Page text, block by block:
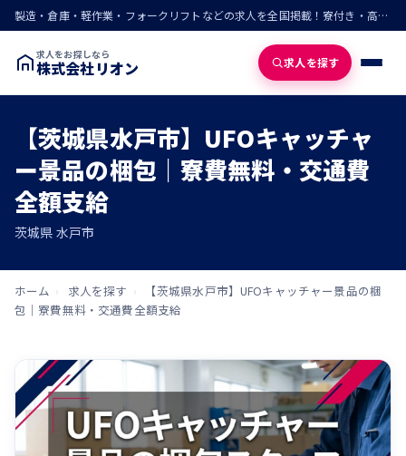
製造・倉庫・軽作業・フォークリフトなどの求人を全国掲載！寮付き・高収入・即入寮の仕事が見つかる
求人をお探しなら
株式会社リオン 求人を探す
【茨城県水戸市】UFOキャッチャ
ー景品の梱包｜寮費無料・交通費
全額支給
茨城県 水戸市
ホーム › 求人を探す ›
【茨城県水戸市】UFOキャッチャー景品の梱
包｜寮費無料・交通費全額支給